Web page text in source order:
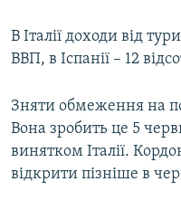
В Італії доходи від
ВВП, в Іспанії – 12
Зняти обмеження на
Вона зробить це 5
винятком Італії.
відкрити пізніше в